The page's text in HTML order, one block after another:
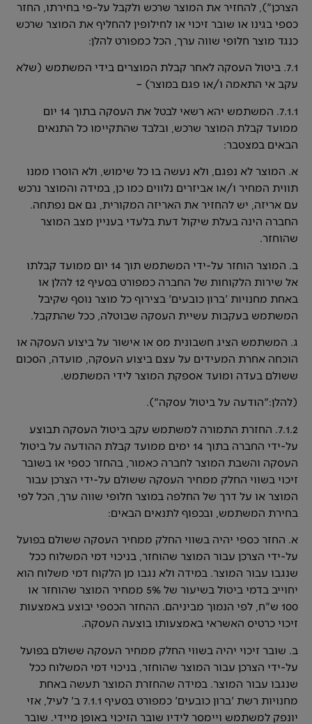
הצרכן"), להחזיר את המוצר שרכש ולקבל על-פי בחירתו, החזר
כספי בגינו או שובר זיכוי או לחילופין להחליף את המוצר שרכש
כנגד מוצר חלופי שווה ערך, הכל כמפורט להלן:
7.1. ביטול העסקה לאחר קבלת המוצרים בידי המשתמש (שלא
עקב אי התאמה ו/או פגם במוצר) –
7.1.1. המשתמש יהא רשאי לבטל את העסקה בתוך 14 יום
ממועד קבלת המוצר שרכש, ובלבד שהתקיימו כל התנאים
הבאים במצטבר:
א. המוצר לא נפגם, ולא נעשה בו כל שימוש, ולא הוסרו ממנו
תווית המחיר ו/או אביזרים נלווים כמו כן, במידה והמוצר נרכש
עם אריזה, יש להחזיר את האריזה המקורית, גם אם נפתחה.
החברה הינה בעלת שיקול דעת בלעדי בעניין מצב המוצר
שהוחזר.
ב. המוצר הוחזר על-ידי המשתמש תוך 14 יום ממועד קבלתו
אל שירות הלקוחות של החברה כמפורט בסעיף 12 להלן או
באחת מחנויות 'ברון כובעים' בצירוף כל מוצר נוסף שקיבל
המשתמש בעקבות עשיית העסקה שבוטלה, ככל שהתקבל.
ג. המשתמש הציג חשבונית מס או אישור על ביצוע העסקה או
הוכחה אחרת המעידים על עצם ביצוע העסקה, מועדה, הסכום
ששולם בעדה ומועד אספקת המוצר לידי המשתמש.
(להלן:"הודעה על ביטול עסקה").
7.1.2. החזרת התמורה למשתמש עקב ביטול העסקה תבוצע
על-ידי החברה בתוך 14 ימים ממועד קבלת ההודעה על ביטול
העסקה והשבת המוצר לחברה כאמור, בהחזר כספי או בשובר
זיכוי בשווי החלק ממחיר העסקה ששולם על-ידי הצרכן עבור
המוצר או על דרך של החלפה במוצר חלופי שווה ערך, הכל לפי
בחירת המשתמש, ובכפוף לתנאים הבאים:
א. החזר כספי יהיה בשווי החלק ממחיר העסקה ששולם בפועל
על-ידי הצרכן עבור המוצר שהוחזר, בניכוי דמי המשלוח ככל
שנגבו עבור המוצר. במידה ולא נגבו מן הלקוח דמי משלוח הוא
יחוייב בדמי ביטול בשיעור של 5% ממחיר המוצר שהוחזר או
100 ש"ח, לפי הנמוך מביניהם. ההחזר הכספי יבוצע באמצעות
זיכוי כרטיס האשראי באמצעותו בוצעה העסקה.
ב. שובר זיכוי יהיה בשווי החלק ממחיר העסקה ששולם בפועל
על-ידי הצרכן עבור המוצר שהוחזר, בניכוי דמי המשלוח ככל
שנגבו עבור המוצר. במידה שהחזרת המוצר תעשה באחת
מחנויות רשת 'ברון כובעים' כמפורט בסעיף 7.1.1 ב' לעיל, אזי
יונפק למשתמש ויימסר לידיו שובר הזיכוי באופן מיידי. שובר